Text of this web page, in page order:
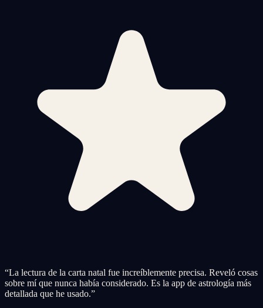
“La lectura de la carta natal fue increíblemente precisa. Reveló cosas
sobre mí que nunca había considerado. Es la app de astrología más
detallada que he usado.”